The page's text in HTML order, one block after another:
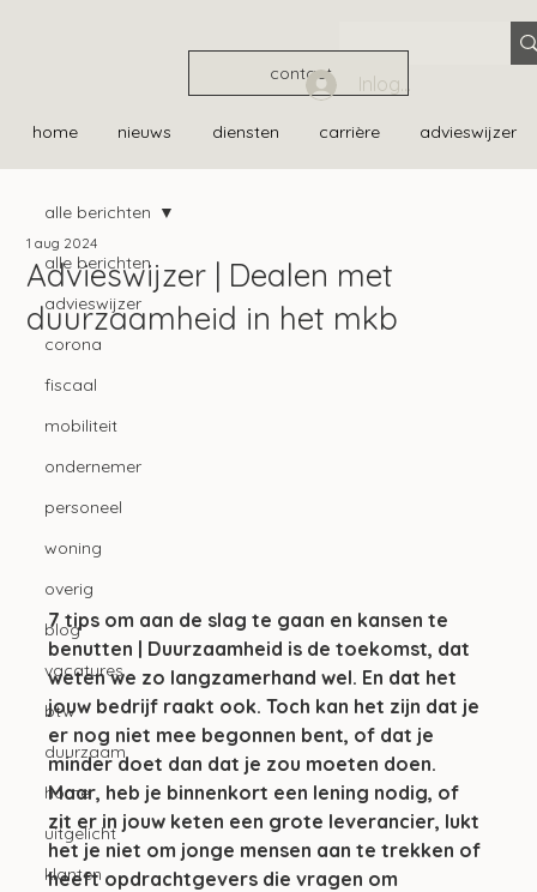
contact
home nieuws diensten carrière advieswijzer
Inloggen
alle berichten
advieswijzer
corona
fiscaal
mobiliteit
ondernemer
personeel
woning
overig
blog
vacatures
btw
duurzaam
home
uitgelicht
klanten
alle berichten
Advieswijzer | Dealen met
duurzaamheid in het mkb
1 aug 2024
7 tips om aan de slag te gaan en kansen te
benutten | Duurzaamheid is de toekomst, dat
weten we zo langzamerhand wel. En dat het
jouw bedrijf raakt ook. Toch kan het zijn dat je
er nog niet mee begonnen bent, of dat je
minder doet dan dat je zou moeten doen.
Maar, heb je binnenkort een lening nodig, of
zit er in jouw keten een grote leverancier, lukt
het je niet om jonge mensen aan te trekken of
heeft opdrachtgevers die vragen om